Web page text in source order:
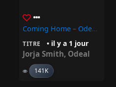
Coming Home – Odeal, Jorja Smith
TITRE • il y a 1 jour
Jorja Smith, Odeal
141K